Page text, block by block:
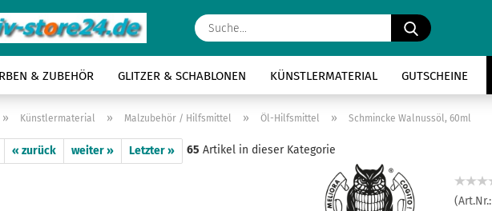
Suche...
& ZUBEHÖR GLITZER & SCHABLONEN KÜNSTLERMATERIAL GUTSCHEINE
» Künstlermaterial » Malzubehör / Hilfsmittel » Öl-Hilfsmittel » Schmincke Walnussöl, 60ml
« zurück weiter » Letzter » 65 Artikel in dieser Kategorie
(Art.Nr.: